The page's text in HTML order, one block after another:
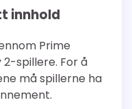
innhold
Prime
spillere. For å
må spillerne ha